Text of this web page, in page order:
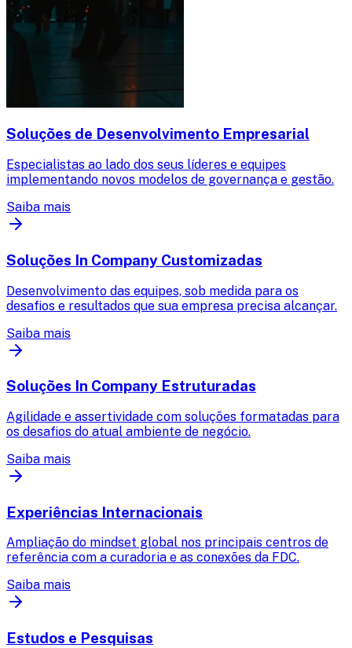
Soluções de Desenvolvimento Empresarial
Especialistas ao lado dos seus líderes e equipes
implementando novos modelos de governança e gestão.
Saiba mais
Soluções In Company Customizadas
Desenvolvimento das equipes, sob medida para os
desafios e resultados que sua empresa precisa alcançar.
Saiba mais
Soluções In Company Estruturadas
Agilidade e assertividade com soluções formatadas para
os desafios do atual ambiente de negócio.
Saiba mais
Experiências Internacionais
Ampliação do mindset global nos principais centros de
referência com a curadoria e as conexões da FDC.
Saiba mais
Estudos e Pesquisas